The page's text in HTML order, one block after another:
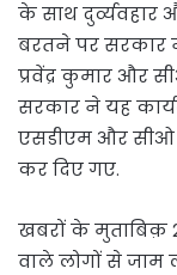
के साथ दुर्व्यवहार
बरतने पर सरकार
प्रवेंद्र कुमार और
सरकार ने यह
एसडीएम और सीओ
कर दिए गए.
खबरों के मुताबिक़
वाले लोगों से जाम